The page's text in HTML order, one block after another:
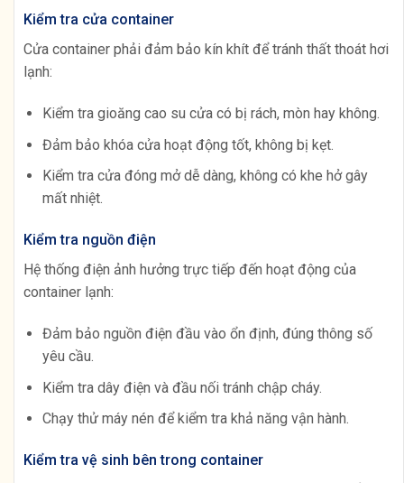
Kiểm tra cửa container
Cửa container phải đảm bảo kín khít để tránh thất thoát hơi
lạnh:
Kiểm tra gioăng cao su cửa có bị rách, mòn hay không.
Đảm bảo khóa cửa hoạt động tốt, không bị kẹt.
Kiểm tra cửa đóng mở dễ dàng, không có khe hở gây
mất nhiệt.
Kiểm tra nguồn điện
Hệ thống điện ảnh hưởng trực tiếp đến hoạt động của
container lạnh:
Đảm bảo nguồn điện đầu vào ổn định, đúng thông số
yêu cầu.
Kiểm tra dây điện và đầu nối tránh chập cháy.
Chạy thử máy nén để kiểm tra khả năng vận hành.
Kiểm tra vệ sinh bên trong container